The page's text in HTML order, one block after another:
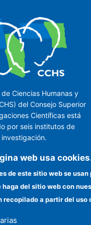
de Ciencias Humanas y
del Consejo Superior
Científicas está
por seis institutos de
investigación.
web usa
de este sitio web se
haga del sitio web con
recopilado a partir del uso